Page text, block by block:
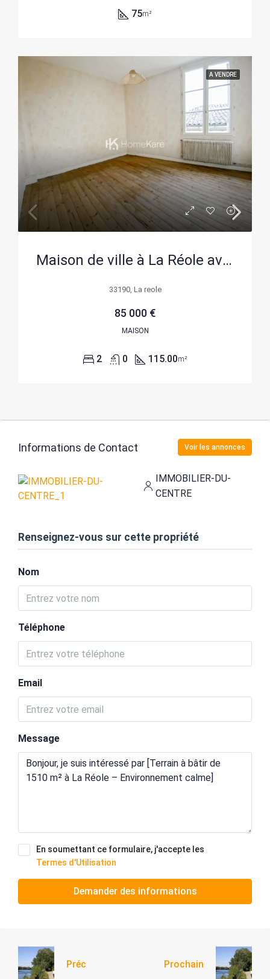
75m²
A VENDRE
Maison de ville à La Réole avec potentiel d’aménagement et deux garages
33190, La reole
85 000 €
MAISON
2 0 115.00m²
Informations de Contact Voir les annonces
IMMOBILIER-DU-
CENTRE
Renseignez-vous sur cette propriété
Nom
Téléphone
Email
Message
En soumettant ce formulaire, j'accepte les
Termes d'Utilisation
Demander des informations
Préc Prochain